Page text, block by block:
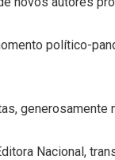
político-
Nacional,